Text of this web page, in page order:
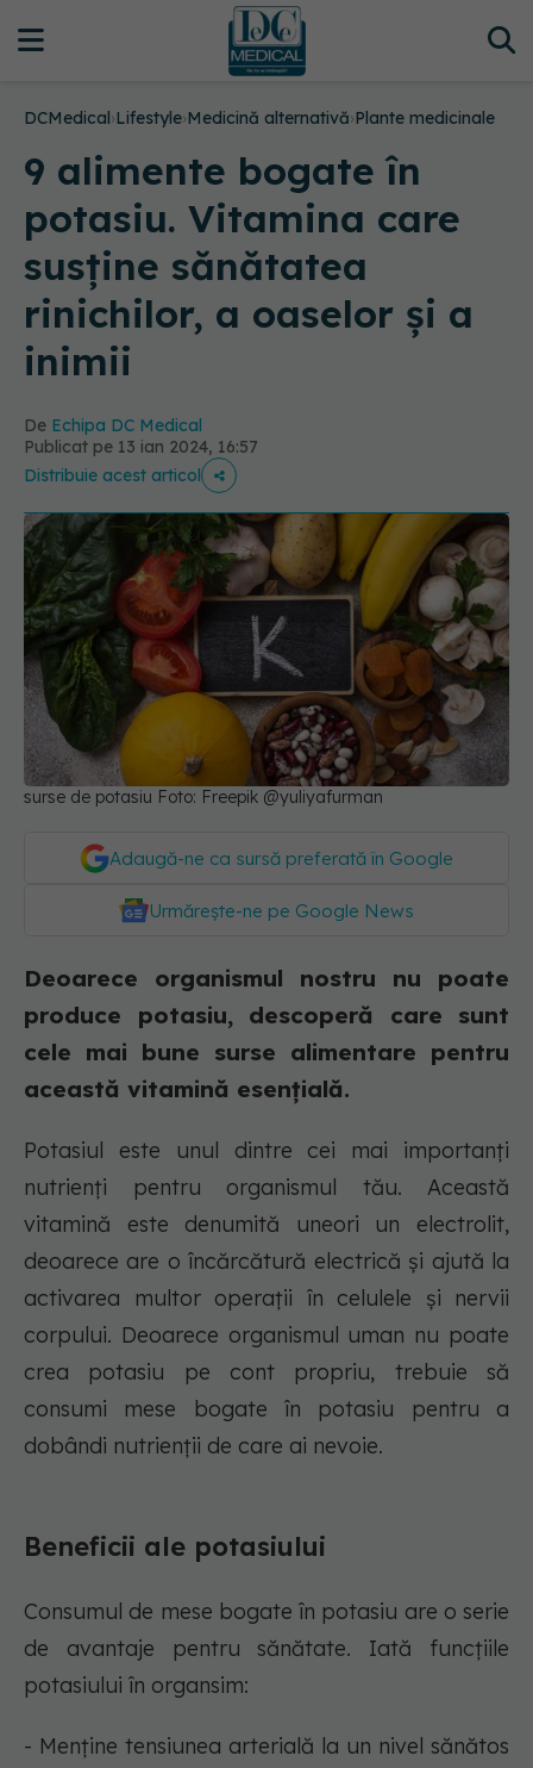
DCMedical›Lifestyle›Medicină alternativă›Plante medicinale
9 alimente bogate în
potasiu. Vitamina care
susține sănătatea
rinichilor, a oaselor și a
inimii
De Echipa DC Medical
Publicat pe 13 ian 2024, 16:57
Distribuie acest articol
surse de potasiu Foto: Freepik @yuliyafurman
Adaugă-ne ca sursă preferată în Google
Urmărește-ne pe Google News
Deoarece organismul nostru nu poate
produce potasiu, descoperă care sunt
cele mai bune surse alimentare pentru
această vitamină esențială.
Potasiul este unul dintre cei mai importanți
nutrienți pentru organismul tău. Această
vitamină este denumită uneori un electrolit,
deoarece are o încărcătură electrică și ajută la
activarea multor operații în celulele și nervii
corpului. Deoarece organismul uman nu poate
crea potasiu pe cont propriu, trebuie să
consumi mese bogate în potasiu pentru a
dobândi nutrienții de care ai nevoie.
Beneficii ale potasiului
Consumul de mese bogate în potasiu are o serie
de avantaje pentru sănătate. Iată funcțiile
potasiului în organsim:
- Menține tensiunea arterială la un nivel sănătos